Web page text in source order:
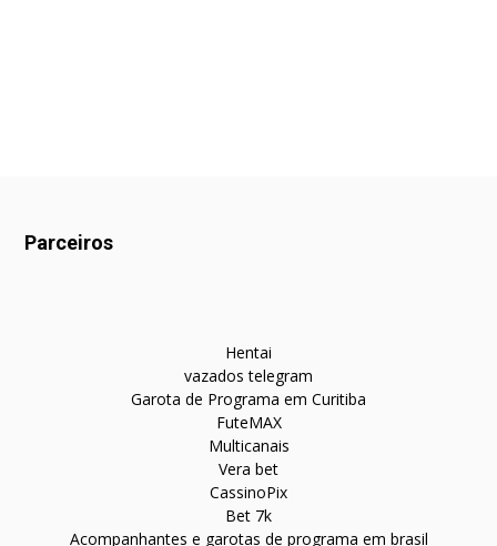
Parceiros
Hentai
vazados telegram
Garota de Programa em Curitiba
FuteMAX
Multicanais
Vera bet
CassinoPix
Bet 7k
Acompanhantes e garotas de programa em brasil